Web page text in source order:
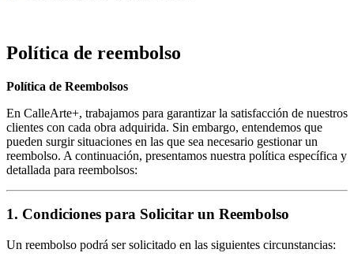
Política de reembolso
Política de Reembolsos
En CalleArte+, trabajamos para garantizar la satisfacción de nuestros
clientes con cada obra adquirida. Sin embargo, entendemos que
pueden surgir situaciones en las que sea necesario gestionar un
reembolso. A continuación, presentamos nuestra política específica y
detallada para reembolsos:
1. Condiciones para Solicitar un Reembolso
Un reembolso podrá ser solicitado en las siguientes circunstancias: